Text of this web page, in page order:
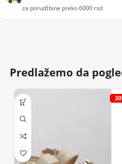
za porudžbine preko 6000 rsd
Predlažemo da